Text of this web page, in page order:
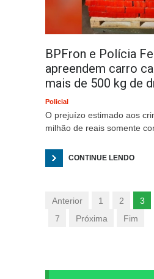
BPFron e Polícia
apreendem carro
mais de 500 kg de
Policial
O prejuízo estimado aos
milhão de reais somente
CONTINUE LENDO
Anterior 1 2 3
7
Próxima Fim